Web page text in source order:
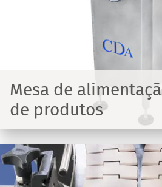
Mesa de
de produtos